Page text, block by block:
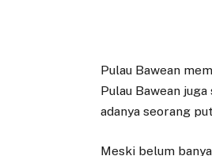
Pulau Bawean
Pulau Bawean
adanya seorang
Meski belum